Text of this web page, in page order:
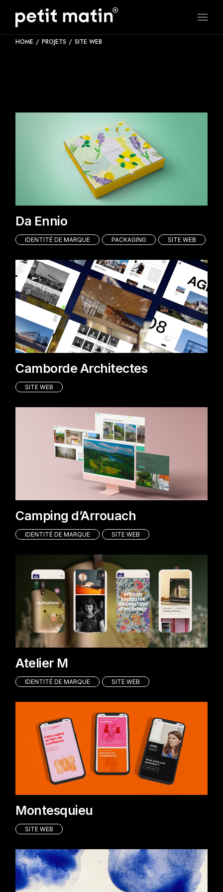
content
HOME PROJETS SITE WEB
Da Ennio
IDENTITÉ DE MARQUE PACKAGING SITE WEB
Camborde Architectes
SITE WEB
Camping d’Arrouach
IDENTITÉ DE MARQUE SITE WEB
Atelier M
IDENTITÉ DE MARQUE SITE WEB
Montesquieu
SITE WEB